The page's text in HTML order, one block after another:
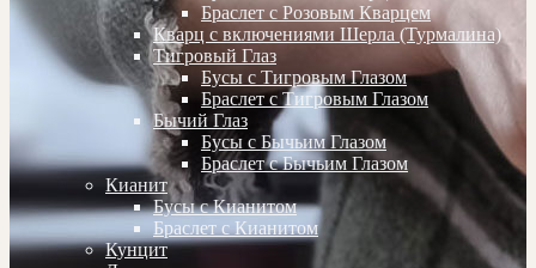
Браслет с Розовым Кварцем
Кварц с включениями Шерла (Турмалина)
Тигровый Глаз
Бусы с Тигровым Глазом
Браслет с Тигровым Глазом
Бычий Глаз
Бусы с Бычьим Глазом
Браслет с Бычьим Глазом
Кианит
Бусы с Кианитом
Браслет с Кианитом
Кунцит